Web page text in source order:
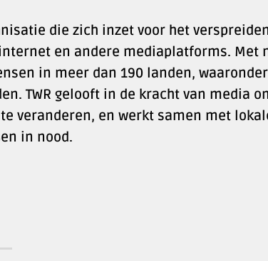
die zich inzet voor het
en andere mediaplatforms. Met
in meer dan 190 landen, waaronder
TWR gelooft in de kracht van media
veranderen, en werkt samen met
in nood.